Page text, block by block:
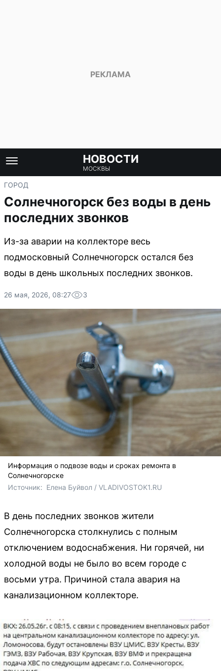
НОВОСТИ
МОСКВЫ
ГОРОД
Солнечногорск без воды в день
последних звонков
Из-за аварии на коллекторе весь
подмосковный Солнечногорск остался без
воды в день школьных последних звонков.
26 мая, 2026, 08:27 3
Информация о подвозе воды и сроках ремонта в
Солнечногорске
Источник: Елена Буйвол / VLADIVOSTOK1.RU
В день последних звонков жители
Солнечногорска столкнулись с полным
отключением водоснабжения. Ни горячей, ни
холодной воды не было во всем городе с
восьми утра. Причиной стала авария на
канализационном коллекторе.